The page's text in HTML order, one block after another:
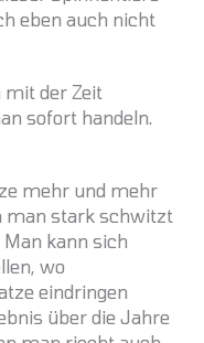
eben auch nicht
mit der Zeit
sofort handeln.
mehr und mehr
man stark schwitzt
kann sich
wo
eindringen
über die Jahre